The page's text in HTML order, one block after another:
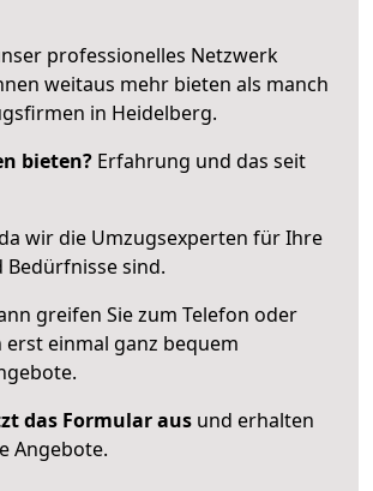
professionelles Netzwerk
weitaus mehr bieten als manch
in Heidelberg.
bieten? Erfahrung und das seit
wir die Umzugsexperten für Ihre
Bedürfnisse sind.
greifen Sie zum Telefon oder
erst einmal ganz bequem
das Formular aus und erhalten
Angebote.